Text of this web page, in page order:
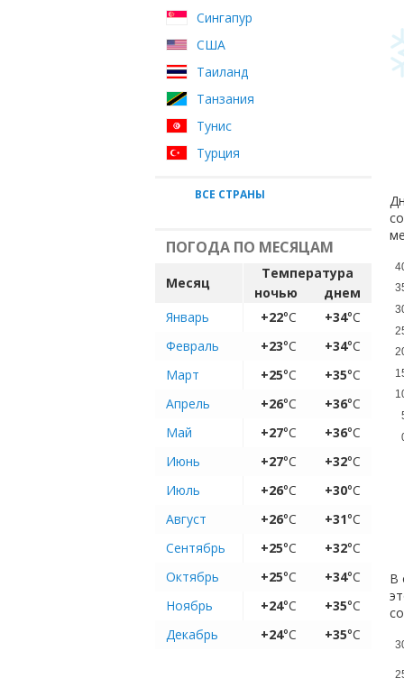
Сингапур
США
Таиланд
Танзания
Тунис
Турция
ВСЕ СТРАНЫ
ПОГОДА ПО МЕСЯЦАМ
Месяц
Температура
ночью
днем
Январь
+22°C +34°C
Февраль
+23°C +34°C
Март
+25°C +35°C
Апрель
+26°C +36°C
Май
+27°C +36°C
Июнь
+27°C +32°C
Июль
+26°C +30°C
Август
+26°C +31°C
Сентябрь
+25°C +32°C
Октябрь
+25°C +34°C
Ноябрь
+24°C +35°C
Декабрь
+24°C +35°C
В